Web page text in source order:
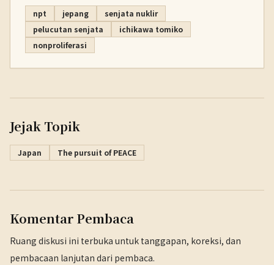
npt jepang
senjata nuklir
pelucutan senjata
ichikawa tomiko
nonproliferasi
Jejak Topik
Japan The pursuit of PEACE
Komentar Pembaca
Ruang diskusi ini terbuka untuk tanggapan, koreksi, dan
pembacaan lanjutan dari pembaca.